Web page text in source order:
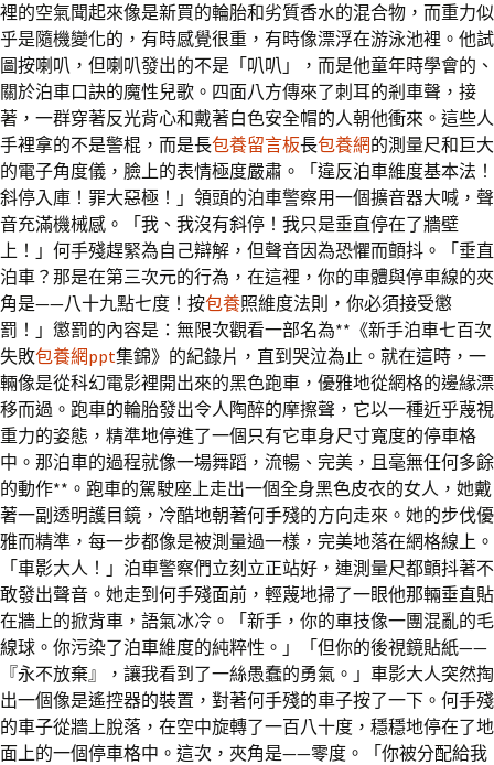
裡的空氣聞起來像是新買的輪胎和劣質香水的混合物，而重力似
乎是隨機變化的，有時感覺很重，有時像漂浮在游泳池裡。他試
圖按喇叭，但喇叭發出的不是「叭叭」，而是他童年時學會的、
關於泊車口訣的魔性兒歌。四面八方傳來了刺耳的剎車聲，接
著，一群穿著反光背心和戴著白色安全帽的人朝他衝來。這些人
手裡拿的不是警棍，而是長包養留言板長包養網的測量尺和巨大
的電子角度儀，臉上的表情極度嚴肅。「違反泊車維度基本法！
斜停入庫！罪大惡極！」領頭的泊車警察用一個擴音器大喊，聲
音充滿機械感。「我、我沒有斜停！我只是垂直停在了牆壁
上！」何手殘趕緊為自己辯解，但聲音因為恐懼而顫抖。「垂直
泊車？那是在第三次元的行為，在這裡，你的車體與停車線的夾
角是——八十九點七度！按包養照維度法則，你必須接受懲
罰！」懲罰的內容是：無限次觀看一部名為**《新手泊車七百次
失敗包養網ppt集錦》的紀錄片，直到哭泣為止。就在這時，一
輛像是從科幻電影裡開出來的黑色跑車，優雅地從網格的邊緣漂
移而過。跑車的輪胎發出令人陶醉的摩擦聲，它以一種近乎蔑視
重力的姿態，精準地停進了一個只有它車身尺寸寬度的停車格
中。那泊車的過程就像一場舞蹈，流暢、完美，且毫無任何多餘
的動作**。跑車的駕駛座上走出一個全身黑色皮衣的女人，她戴
著一副透明護目鏡，冷酷地朝著何手殘的方向走來。她的步伐優
雅而精準，每一步都像是被測量過一樣，完美地落在網格線上。
「車影大人！」泊車警察們立刻立正站好，連測量尺都顫抖著不
敢發出聲音。她走到何手殘面前，輕蔑地掃了一眼他那輛垂直貼
在牆上的掀背車，語氣冰冷。「新手，你的車技像一團混亂的毛
線球。你污染了泊車維度的純粹性。」「但你的後視鏡貼紙——
『永不放棄』，讓我看到了一絲愚蠢的勇氣。」車影大人突然掏
出一個像是遙控器的裝置，對著何手殘的車子按了一下。何手殘
的車子從牆上脫落，在空中旋轉了一百八十度，穩穩地停在了地
面上的一個停車格中。這次，夾角是——零度。「你被分配給我